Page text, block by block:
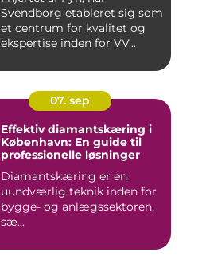
Svendborg etableret sig som
et centrum for kvalitet og
ekspertise inden for VV...
07. sep
Effektiv diamantskæring i
København: En guide til
professionelle løsninger
Diamantskæring er en
uundværlig teknik inden for
bygge- og anlægssektoren,
sæ...